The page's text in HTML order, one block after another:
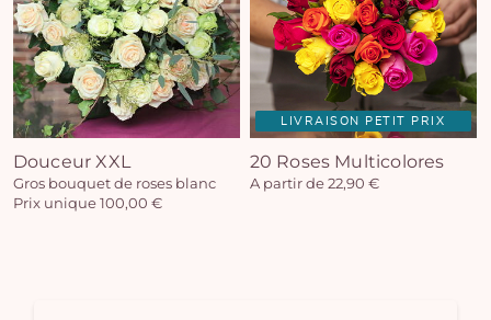
Douceur XXL
Gros bouquet de roses blanc
Prix unique 100,00 €
LIVRAISON PETIT PRIX
20 Roses Multicolores
A partir de 22,90 €